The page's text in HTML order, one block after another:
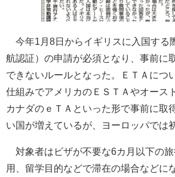
今年1月8日からイギリスに入国する
航認証）の申請が必須となり、事前に
できないルールとなった。ＥＴＡにつ
仕組みでアメリカのＥＳＴＡやオース
カナダのｅＴＡといった形で事前に取
い国が増えているが、ヨーロッパでは
対象者はビザが不要な6カ月以下の
用、留学目的などで滞在の場合などに